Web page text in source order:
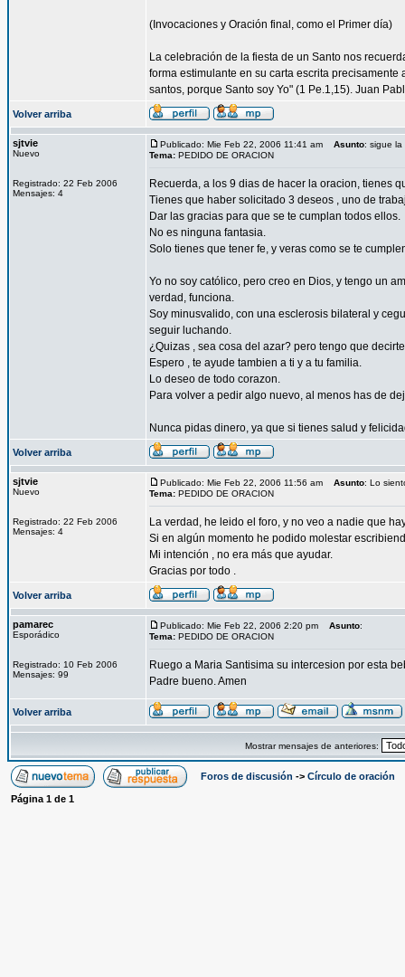
(Invocaciones y Oración final, como el Primer día)
La celebración de la fiesta de un Santo nos
forma estimulante en su carta escrita
santos, porque Santo soy Yo" (1 Pe.1,15). Juan
Volver arriba
sjtvie
Nuevo
Registrado: 22 Feb 2006
Mensajes: 4
Publicado: Mie Feb 22, 2006 11:41 am Asunto: sigue la
Tema: PEDIDO DE ORACION
Recuerda, a los 9 dias de hacer la oracion, tienes
Tienes que haber solicitado 3 deseos , uno de
Dar las gracias para que se te cumplan todos ellos.
No es ninguna fantasia.
Solo tienes que tener fe, y veras como se te
Yo no soy católico, pero creo en Dios, y tengo un
verdad, funciona.
Soy minusvalido, con una esclerosis bilateral y
seguir luchando.
¿Quizas , sea cosa del azar? pero tengo que
Espero , te ayude tambien a ti y a tu familia.
Lo deseo de todo corazon.
Para volver a pedir algo nuevo, al menos has de
Nunca pidas dinero, ya que si tienes salud y
Volver arriba
sjtvie
Nuevo
Registrado: 22 Feb 2006
Mensajes: 4
Publicado: Mie Feb 22, 2006 11:56 am Asunto: Lo
Tema: PEDIDO DE ORACION
La verdad, he leido el foro, y no veo a nadie que
Si en algún momento he podido molestar
Mi intención , no era más que ayudar.
Gracias por todo .
Volver arriba
pamarec
Esporádico
Registrado: 10 Feb 2006
Mensajes: 99
Publicado: Mie Feb 22, 2006 2:20 pm Asunto:
Tema: PEDIDO DE ORACION
Ruego a Maria Santisima su intercesion por esta
Padre bueno. Amen
Volver arriba
Mostrar mensajes de anteriores:
Foros de discusión -> Círculo de oración
Página 1 de 1